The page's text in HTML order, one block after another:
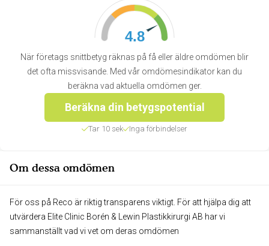
4.8
När företags snittbetyg räknas på få eller äldre omdömen blir
det ofta missvisande. Med vår omdömesindikator kan du
beräkna vad aktuella omdömen ger.
Beräkna din betygspotential
Tar 10 sek Inga förbindelser
Om dessa omdömen
För oss på Reco är riktig transparens viktigt. För att hjälpa dig att
utvärdera Elite Clinic Borén & Lewin Plastikkirurgi AB har vi
sammanställt vad vi vet om deras omdömen